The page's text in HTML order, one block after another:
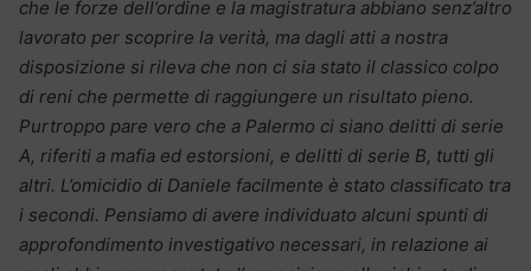
che le forze dell’ordine e la magistratura abbiano senz’altro
lavorato per scoprire la verità, ma dagli atti a nostra
disposizione si rileva che non ci sia stato il classico colpo
di reni che permette di raggiungere un risultato pieno.
Purtroppo pare vero che a Palermo ci siano delitti di serie
A, riferiti a mafia ed estorsioni, e delitti di serie B, tutti gli
altri. L’omicidio di Daniele facilmente è stato classificato tra
i secondi. Pensiamo di avere individuato alcuni spunti di
approfondimento investigativo necessari, in relazione ai